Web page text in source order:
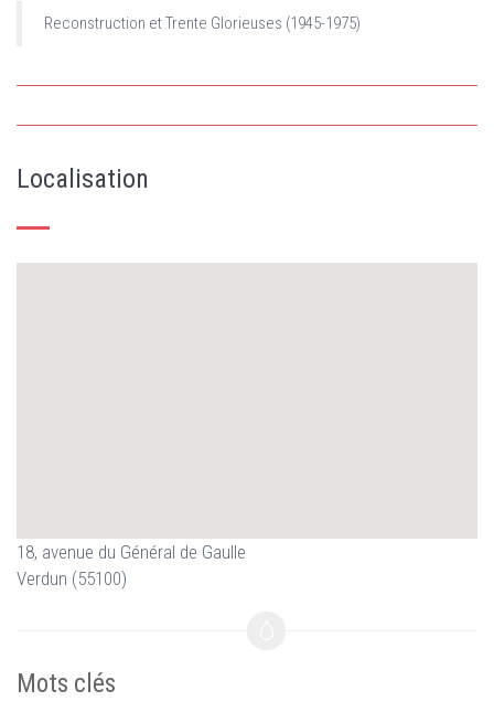
Reconstruction et Trente Glorieuses (1945-1975)
Localisation
18, avenue du Général de Gaulle
Verdun (55100)
Mots clés